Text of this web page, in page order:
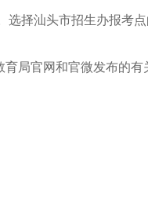
择汕头市招生办报考
局官网和官微发布的